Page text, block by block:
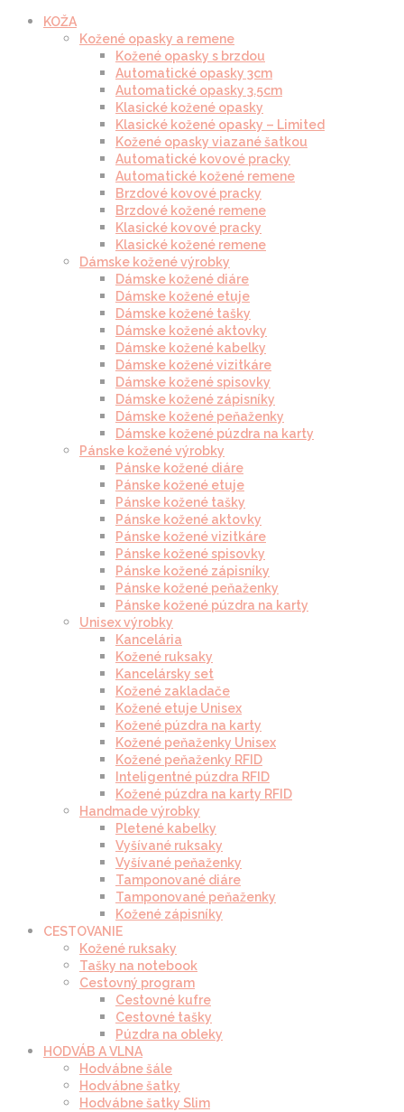
KOŽA
Kožené opasky a remene
Kožené opasky s brzdou
Automatické opasky 3cm
Automatické opasky 3.5cm
Klasické kožené opasky
Klasické kožené opasky – Limited
Kožené opasky viazané šatkou
Automatické kovové pracky
Automatické kožené remene
Brzdové kovové pracky
Brzdové kožené remene
Klasické kovové pracky
Klasické kožené remene
Dámske kožené výrobky
Dámske kožené diáre
Dámske kožené etuje
Dámske kožené tašky
Dámske kožené aktovky
Dámske kožené kabelky
Dámske kožené vizitkáre
Dámske kožené spisovky
Dámske kožené zápisníky
Dámske kožené peňaženky
Dámske kožené púzdra na karty
Pánske kožené výrobky
Pánske kožené diáre
Pánske kožené etuje
Pánske kožené tašky
Pánske kožené aktovky
Pánske kožené vizitkáre
Pánske kožené spisovky
Pánske kožené zápisníky
Pánske kožené peňaženky
Pánske kožené púzdra na karty
Unisex výrobky
Kancelária
Kožené ruksaky
Kancelársky set
Kožené zakladače
Kožené etuje Unisex
Kožené púzdra na karty
Kožené peňaženky Unisex
Kožené peňaženky RFID
Inteligentné púzdra RFID
Kožené púzdra na karty RFID
Handmade výrobky
Pletené kabelky
Vyšívané ruksaky
Vyšívané peňaženky
Tamponované diáre
Tamponované peňaženky
Kožené zápisníky
CESTOVANIE
Kožené ruksaky
Tašky na notebook
Cestovný program
Cestovné kufre
Cestovné tašky
Púzdra na obleky
HODVÁB A VLNA
Hodvábne šále
Hodvábne šatky
Hodvábne šatky Slim